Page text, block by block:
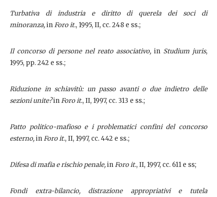
Turbativa di industria e diritto di querela dei soci di
minoranza,inForo it., 1995, II, cc. 248 e ss.;
Il concorso di persone nel reato associativo, in Studium juris,
1995, pp. 242 e ss.;
Riduzione in schiavitù: un passo avanti o due indietro delle
sezioni unite?inForo it., II, 1997, cc. 313 e ss.;
Patto politico-mafioso e i problematici confini del concorso
esterno,inForo it., II, 1997, cc. 442 e ss.;
Difesa di mafia e rischio penale,inForo it., II, 1997, cc. 611 e ss;
Fondi extra-bilancio, distrazione appropriativi e tutela